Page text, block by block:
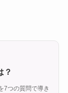
？
7つの質問で導き